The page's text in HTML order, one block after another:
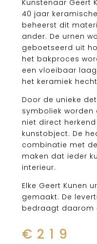
Kunstenaar Geert
40 jaar
beheerst dit
ander. De urnen
geboetseerd uit
het bakproces
een vloeibaar
het keramiek
Door de unieke
symboliek
niet direct
kunstobject. De
combinatie met
maken dat ieder
interieur.
Elke Geert Kunen
gemaakt. De
bedraagt daarom
€ 219